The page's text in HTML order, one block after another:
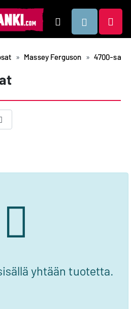
Hae
Massey Ferguson 4700-sarja
yhtään tuotetta.